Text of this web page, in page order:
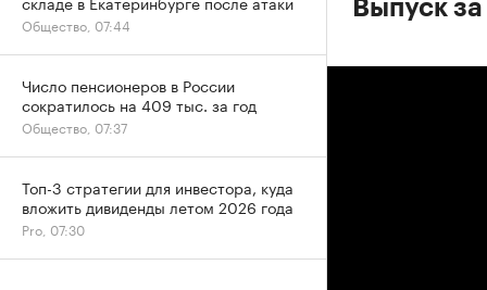
Выпуск
Общество, 07:44
Число пенсионеров в России
сократилось на 409 тыс. за год
Общество, 07:37
Топ-3 стратегии для инвестора, куда
вложить дивиденды летом 2026 года
Pro, 07:30